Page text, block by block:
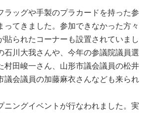
ッグや手製のプラカードを持った参
ってきました。参加できなかった方々
貼られたコーナーも設置されていまし
石川大我さんや、今年の参議院議員選
村田峻一さん、山形市議会議員の松井
議会議員の加藤麻衣さんなども来られ
ングイベントが行なわれました。実